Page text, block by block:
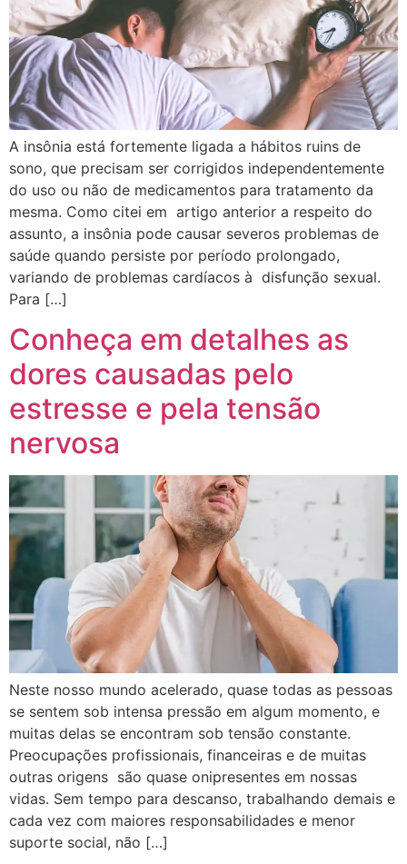
A insônia está fortemente ligada a hábitos ruins de
sono, que precisam ser corrigidos independentemente
do uso ou não de medicamentos para tratamento da
mesma. Como citei em artigo anterior a respeito do
assunto, a insônia pode causar severos problemas de
saúde quando persiste por período prolongado,
variando de problemas cardíacos à disfunção sexual.
Para […]
Conheça em detalhes as
dores causadas pelo
estresse e pela tensão
nervosa
Neste nosso mundo acelerado, quase todas as pessoas
se sentem sob intensa pressão em algum momento, e
muitas delas se encontram sob tensão constante.
Preocupações profissionais, financeiras e de muitas
outras origens são quase onipresentes em nossas
vidas. Sem tempo para descanso, trabalhando demais e
cada vez com maiores responsabilidades e menor
suporte social, não […]